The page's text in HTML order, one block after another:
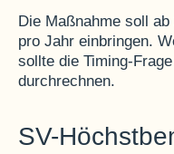
Die Maßnahme soll
pro Jahr einbringen.
sollte die Timing-
durchrechnen.
SV-